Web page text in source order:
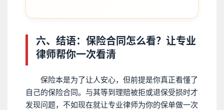
六、结语：保险合同怎么看？让专业
律师帮你一次看清
保险本是为了让人安心，但前提是你真正看懂了
自己的保险合同。与其等到理赔被拒或退保受损时才
发现问题，不如现在就让专业律师为你的保单做一次